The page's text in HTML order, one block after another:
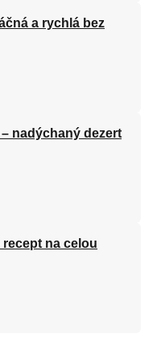
a rychlá bez
nadýchaný dezert
na celou